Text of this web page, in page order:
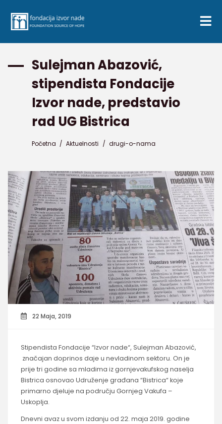
Sulejman Abazović,
stipendista Fondacije
Izvor nade, predstavio
rad UG Bistrica
Početna / Aktuelnosti / drugi-o-nama
22 Maja, 2019
Stipendista Fondacije “Izvor nade“, Sulejman Abazović,
značajan doprinos daje u nevladinom sektoru. On je
prije tri godine sa mladima iz gornjevakufskog naselja
Bistrica osnovao Udruženje građana “Bistrica“ koje
primarno djeluje na području Gornjeg Vakufa –
Uskoplja.
Dnevni avaz u svom izdanju od 22. maja 2019. godine